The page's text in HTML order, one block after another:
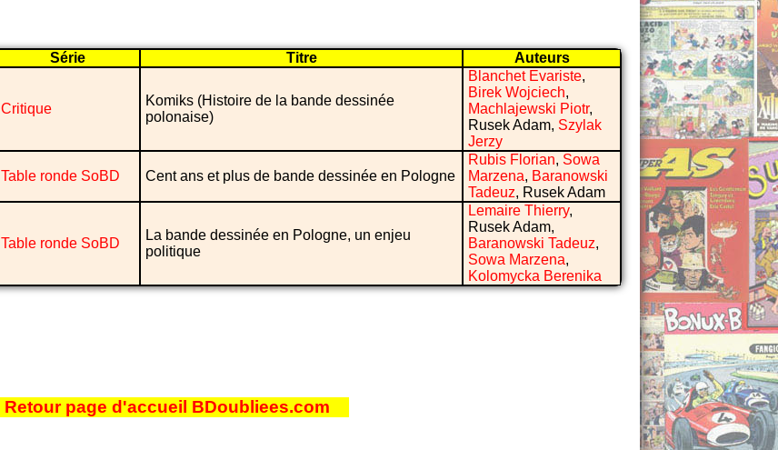
Série Titre Auteurs
Critique
Komiks (Histoire de la bande dessinée
polonaise)
Blanchet Evariste,
Birek Wojciech,
Machlajewski Piotr,
Rusek Adam, Szylak
Jerzy
Table ronde SoBD Cent ans et plus de bande dessinée en Pologne
Rubis Florian, Sowa
Marzena, Baranowski
Tadeuz, Rusek Adam
Table ronde SoBD
La bande dessinée en Pologne, un enjeu
politique
Lemaire Thierry,
Rusek Adam,
Baranowski Tadeuz,
Sowa Marzena,
Kolomycka Berenika
Retour page d'accueil BDoubliees.com